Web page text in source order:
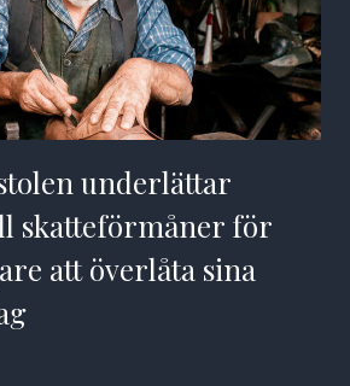
underlättar
skatteförmåner för
att överlåta sina